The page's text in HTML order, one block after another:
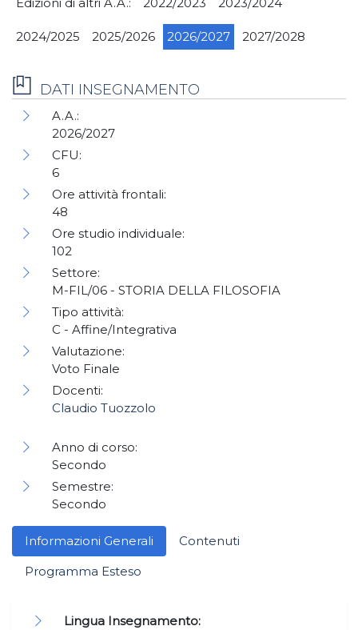
2024/2025 2025/2026 2026/2027 2027/2028
Informazioni Generali
Contenuti
Programma Esteso
Lingua Insegnamento:
DATI INSEGNAMENTO
A.A.:
2026/2027
CFU:
6
Ore attività frontali:
48
Ore studio individuale:
102
Settore:
M-FIL/06 - STORIA DELLA FILOSOFIA
Tipo attività:
C - Affine/Integrativa
Valutazione:
Voto Finale
Docenti:
Claudio Tuozzolo
Anno di corso:
Secondo
Semestre:
Secondo